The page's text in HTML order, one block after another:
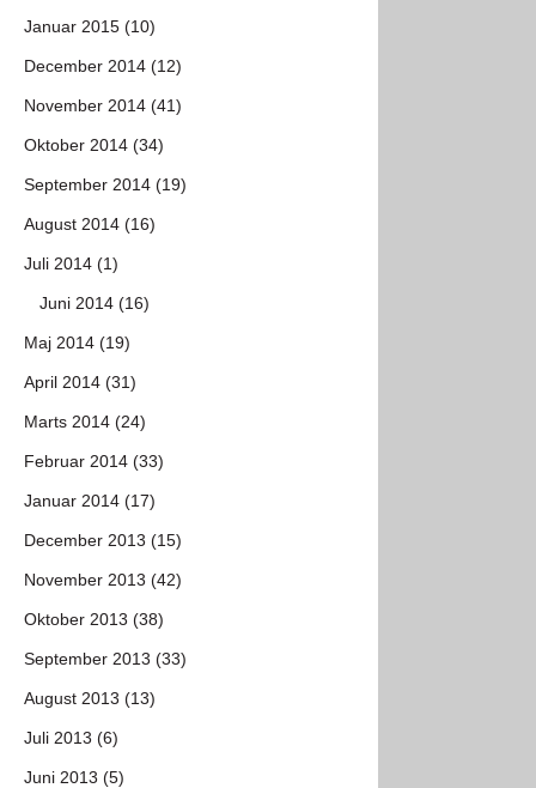
Januar 2015 (10)
December 2014 (12)
November 2014 (41)
Oktober 2014 (34)
September 2014 (19)
August 2014 (16)
Juli 2014 (1)
Juni 2014 (16)
Maj 2014 (19)
April 2014 (31)
Marts 2014 (24)
Februar 2014 (33)
Januar 2014 (17)
December 2013 (15)
November 2013 (42)
Oktober 2013 (38)
September 2013 (33)
August 2013 (13)
Juli 2013 (6)
Juni 2013 (5)